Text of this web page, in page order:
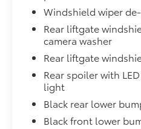
Windshield wiper
Rear liftgate
camera washer
Rear liftgate
Rear spoiler with
light
Black rear lower
Black front lower